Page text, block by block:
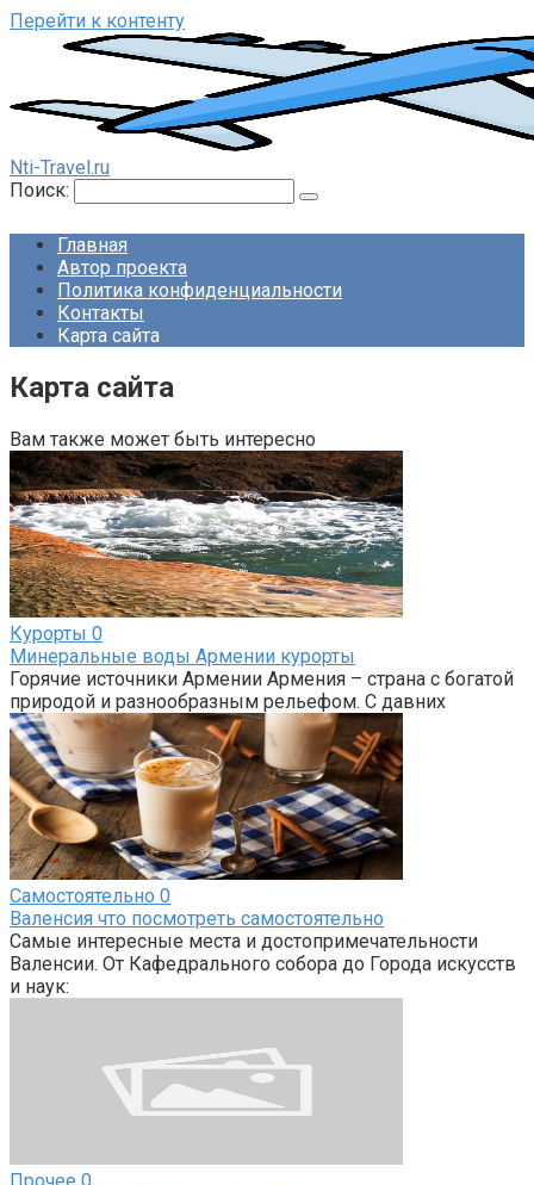
Перейти к контенту
Nti-Travel.ru
Поиск:
Главная
Автор проекта
Политика конфиденциальности
Контакты
Карта сайта
Карта сайта
Вам также может быть интересно
Курорты 0
Минеральные воды Армении курорты
Горячие источники Армении Армения – страна с богатой
природой и разнообразным рельефом. С давних
Самостоятельно 0
Валенсия что посмотреть самостоятельно
Самые интересные места и достопримечательности
Валенсии. От Кафедрального собора до Города искусств
и наук: